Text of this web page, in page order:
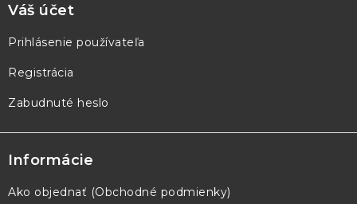
Váš účet
Prihlásenie používateľa
Registrácia
Zabudnuté heslo
Informácie
Ako objednať (Obchodné podmienky)